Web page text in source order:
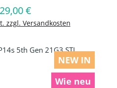
Preis:
€
zzgl. Versandkosten
Warenkorb
NEW IN
Wie neu